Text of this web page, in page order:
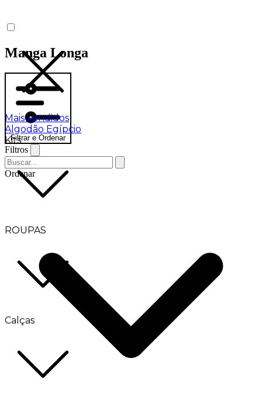
Mais vendidos
Algodão Egípcio
Kits
ROUPAS
Calças
Manga Longa
Filtrar e Ordenar
Filtros
Ordenar